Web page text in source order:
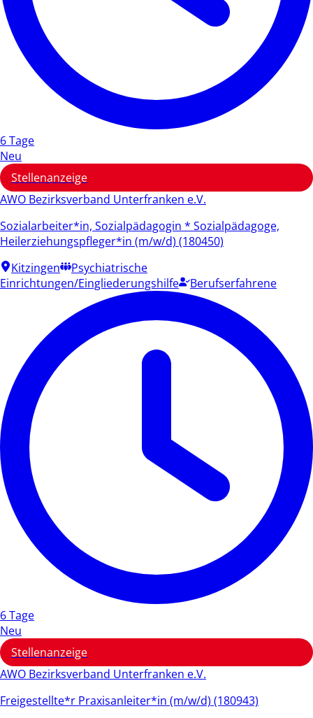
6 Tage
Neu
Stellenanzeige
AWO Bezirksverband Unterfranken e.V.
Sozialarbeiter*in, Sozialpädagogin * Sozialpädagoge,
Heilerziehungspfleger*in (m/w/d) (180450)
Kitzingen
Psychiatrische
Einrichtungen/Eingliederungshilfe
Berufserfahrene
6 Tage
Neu
Stellenanzeige
AWO Bezirksverband Unterfranken e.V.
Freigestellte*r Praxisanleiter*in (m/w/d) (180943)